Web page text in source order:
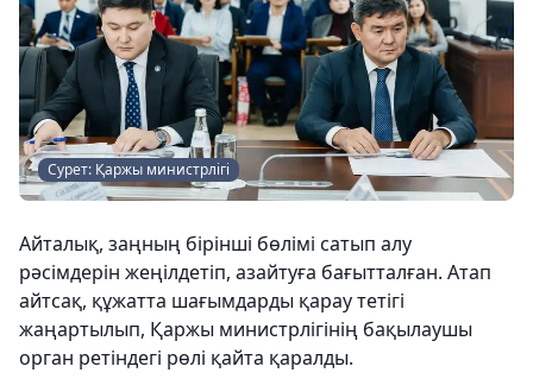
Сурет: Қаржы министрлігі
Айталық, заңның бірінші бөлімі сатып алу
рәсімдерін жеңілдетіп, азайтуға бағытталған. Атап
айтсақ, құжатта шағымдарды қарау тетігі
жаңартылып, Қаржы министрлігінің бақылаушы
орган ретіндегі рөлі қайта қаралды.